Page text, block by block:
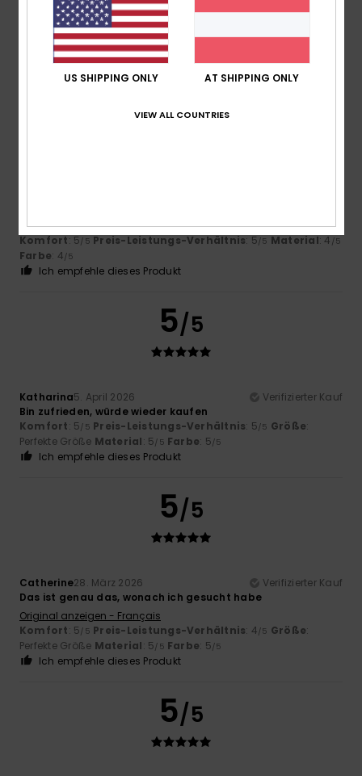
Vazquez Sanchez19. Mai 2026
Immer ein Ja zu den Roxy-Trucker-Caps
Original anzeigen - Castellano
Komfort: 5/5 Größe: Zu großMaterial: 5/5 Farbe: 5
5/5
Original anzeigen - Français
Komfort: 5/5 Preis-Leistungs-Verhältnis: 5/5 Material: 4 /5
Farbe: 4/5
Ich empfehle dieses Produkt
5/5
Katharina5. April 2026
Verifizierter Kauf
Bin zufrieden, würde wieder kaufen
Komfort: 5/5 Preis-Leistungs-Verhältnis: 5/5 Größe:
Perfekte Größe Material: 5/5 Farbe: 5/5
Ich empfehle dieses Produkt
5/5
Catherine28. März 2026
Verifizierter Kauf
Das ist genau das, wonach ich gesucht habe
Original anzeigen - Français
Komfort: 5/5 Preis-Leistungs-Verhältnis: 4/5 Größe:
Perfekte Größe Material: 5/5 Farbe: 5/5
Ich empfehle dieses Produkt
5/5
US SHIPPING ONLY AT SHIPPING ONLY
VIEW ALL COUNTRIES